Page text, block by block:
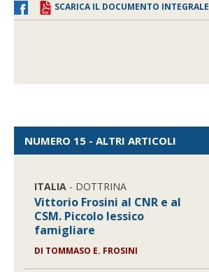
SCARICA IL DOCUMENTO INTEGRALE
NUMERO 15 - ALTRI ARTICOLI
ITALIA - DOTTRINA
Vittorio Frosini al CNR e al
CSM. Piccolo lessico
famigliare
DI TOMMASO E. FROSINI